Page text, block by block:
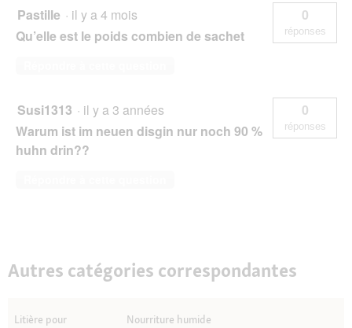
Pastille · il y a 4 mois
Qu’elle est le poids combien de sachet
0
réponses
Susi1313 · il y a 3 années
Warum ist im neuen disgin nur noch 90 %
huhn drin??
0
réponses
Autres catégories correspondantes
Litière pour
Nourriture humide